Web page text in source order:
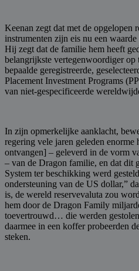
Keenan zegt dat met de opgelopen
instrumenten zijn eis nu een
Hij zegt dat de familie hem heeft
belangrijkste vertegenwoordiger op
bepaalde geregistreerde,
Placement Investment Programs
van niet-gespecificeerde
In zijn opmerkelijke aanklacht,
regering vele jaren geleden enorme
ontvangen] – geleverd in de vorm
– van de Dragon familie, en dat dit
System ter beschikking werd
ondersteuning van de US dollar,”
is, de wereld reservevaluta zou
hem door de Dragon Family
toevertrouwd… die werden gestolen
daarmee in een koffer probeerden
steken.